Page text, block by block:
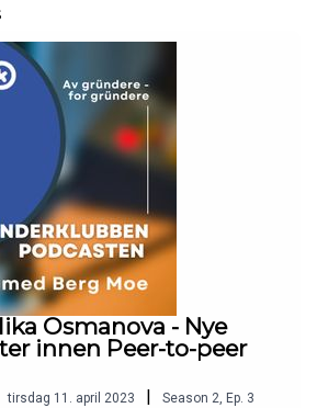
groups/grunderklubben
groups/2425915/
Gründervekst
at Gründerklubben, Bangkok
Techstars Startup Digest, Angel
Osmanova - Nye
innen Peer-to-peer
tirsdag 11. april 2023 Season 2, Ep. 3